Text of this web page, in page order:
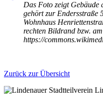
Das Foto zeigt Gebäude
gehört zur Endersstraße
Wohnhaus
rechten Bildrand bzw.
https://
Zurück zur Übersicht